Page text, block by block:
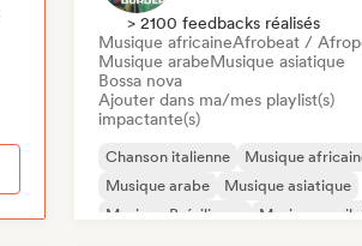
> 2100 feedbacks réalisés
Musique africaineAfrobeat /
Musique arabeMusique asiatique
Bossa nova
Ajouter dans ma/mes playlist(s)
impactante(s)
Chanson italienne
Musique
Musique arabe
Musique asiatique
Musique Brésilienne
Musique